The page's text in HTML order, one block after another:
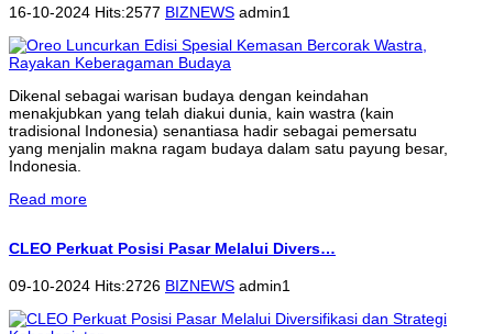
16-10-2024 Hits:2577 BIZNEWS admin1
Dikenal sebagai warisan budaya dengan keindahan
menakjubkan yang telah diakui dunia, kain wastra (kain
tradisional Indonesia) senantiasa hadir sebagai pemersatu
yang menjalin makna ragam budaya dalam satu payung besar,
Indonesia.
Read more
CLEO Perkuat Posisi Pasar Melalui Divers…
09-10-2024 Hits:2726 BIZNEWS admin1